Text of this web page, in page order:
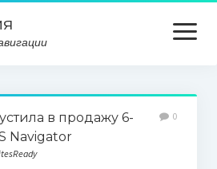
open
menu
в продажу 6-
Navigator
0